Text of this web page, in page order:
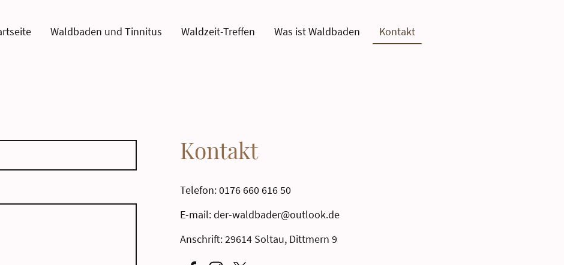
Waldbaden und Tinnitus Waldzeit-Treffen Was ist Waldbaden Kontakt
Kontakt
Telefon: 0176 660 616 50
E-mail: der-waldbader@outlook.de
Anschrift: 29614 Soltau, Dittmern 9